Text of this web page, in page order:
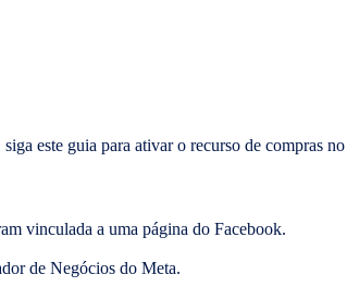
este guia para ativar o recurso de compras
vinculada a uma página do Facebook.
de Negócios do Meta.